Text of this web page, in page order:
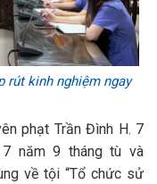
rút kinh nghiệm ngay
phạt Trần Đình H. 7
7 năm 9 tháng tù và
về tội “Tổ chức sử